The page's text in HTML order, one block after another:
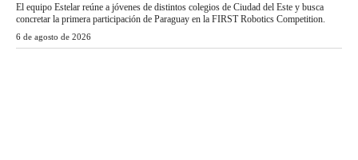
El equipo Estelar reúne a jóvenes de distintos colegios de Ciudad del Este y busca
concretar la primera participación de Paraguay en la FIRST Robotics Competition.
6 de agosto de 2026